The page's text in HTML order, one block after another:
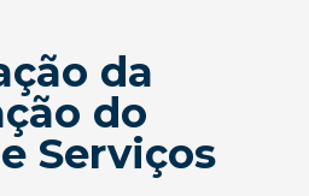
da
do
Serviços